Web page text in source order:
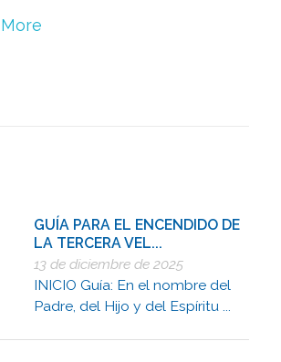
GUÍA PARA EL ENCENDIDO DE
LA TERCERA VEL...
13 de diciembre de 2025
INICIO Guía: En el nombre del
Padre, del Hijo y del Espíritu ...